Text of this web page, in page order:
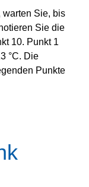
warten Sie, bis
Sie die
10. Punkt 1
°C. Die
Punkte